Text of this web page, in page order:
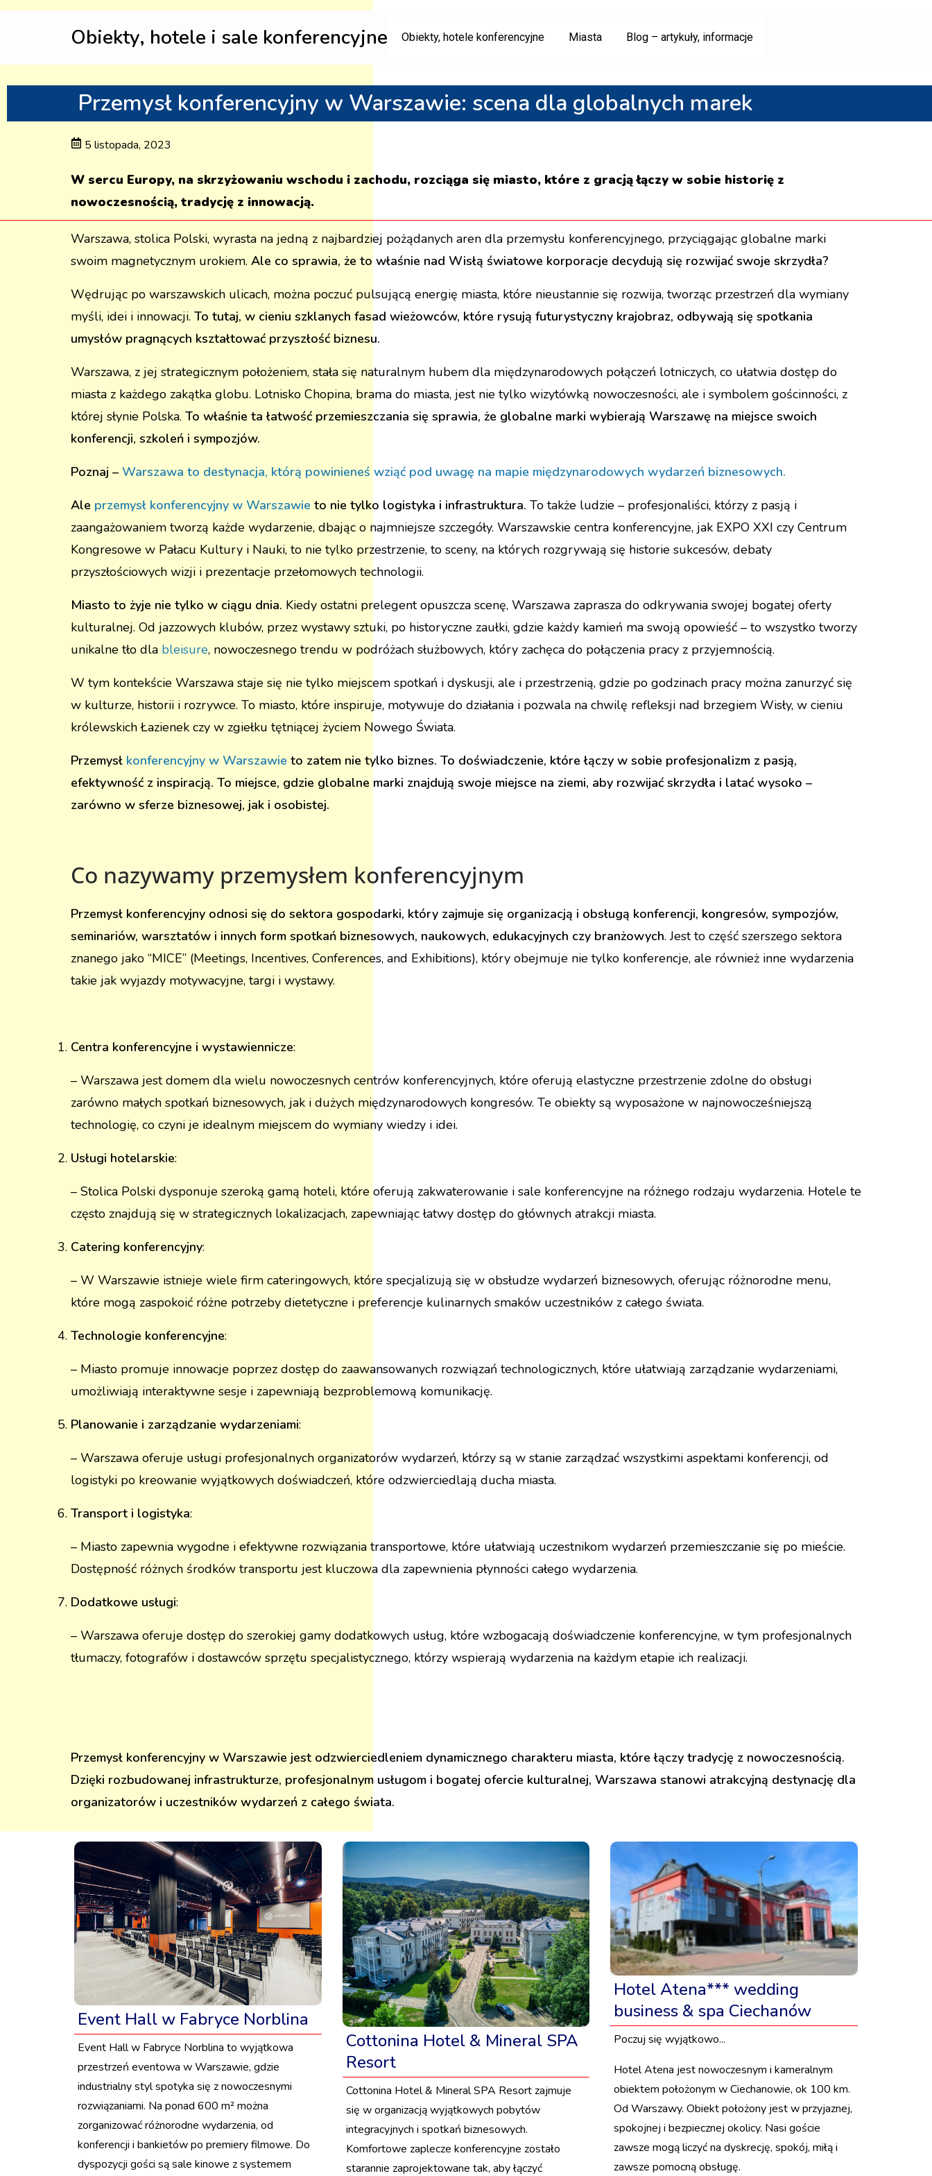
Obiekty, hotele i sale konferencyjne Obiekty, hotele konferencyjne Miasta Blog – artykuły, informacje
Przemysł konferencyjny w Warszawie: scena dla globalnych marek
5 listopada, 2023
W sercu Europy, na skrzyżowaniu wschodu i zachodu, rozciąga się miasto, które z gracją łączy w sobie historię z
nowoczesnością, tradycję z innowacją.
Warszawa, stolica Polski, wyrasta na jedną z najbardziej pożądanych aren dla przemysłu konferencyjnego, przyciągając globalne marki
swoim magnetycznym urokiem. Ale co sprawia, że to właśnie nad Wisłą światowe korporacje decydują się rozwijać swoje skrzydła?
Wędrując po warszawskich ulicach, można poczuć pulsującą energię miasta, które nieustannie się rozwija, tworząc przestrzeń dla wymiany
myśli, idei i innowacji. To tutaj, w cieniu szklanych fasad wieżowców, które rysują futurystyczny krajobraz, odbywają się spotkania
umysłów pragnących kształtować przyszłość biznesu.
Warszawa, z jej strategicznym położeniem, stała się naturalnym hubem dla międzynarodowych połączeń lotniczych, co ułatwia dostęp do
miasta z każdego zakątka globu. Lotnisko Chopina, brama do miasta, jest nie tylko wizytówką nowoczesności, ale i symbolem gościnności, z
której słynie Polska. To właśnie ta łatwość przemieszczania się sprawia, że globalne marki wybierają Warszawę na miejsce swoich
konferencji, szkoleń i sympozjów.
Poznaj – Warszawa to destynacja, którą powinieneś wziąć pod uwagę na mapie międzynarodowych wydarzeń biznesowych.
Ale przemysł konferencyjny w Warszawie to nie tylko logistyka i infrastruktura. To także ludzie – profesjonaliści, którzy z pasją i
zaangażowaniem tworzą każde wydarzenie, dbając o najmniejsze szczegóły. Warszawskie centra konferencyjne, jak EXPO XXI czy Centrum
Kongresowe w Pałacu Kultury i Nauki, to nie tylko przestrzenie, to sceny, na których rozgrywają się historie sukcesów, debaty
przyszłościowych wizji i prezentacje przełomowych technologii.
Miasto to żyje nie tylko w ciągu dnia. Kiedy ostatni prelegent opuszcza scenę, Warszawa zaprasza do odkrywania swojej bogatej oferty
kulturalnej. Od jazzowych klubów, przez wystawy sztuki, po historyczne zaułki, gdzie każdy kamień ma swoją opowieść – to wszystko tworzy
unikalne tło dla bleisure, nowoczesnego trendu w podróżach służbowych, który zachęca do połączenia pracy z przyjemnością.
W tym kontekście Warszawa staje się nie tylko miejscem spotkań i dyskusji, ale i przestrzenią, gdzie po godzinach pracy można zanurzyć się
w kulturze, historii i rozrywce. To miasto, które inspiruje, motywuje do działania i pozwala na chwilę refleksji nad brzegiem Wisły, w cieniu
królewskich Łazienek czy w zgiełku tętniącej życiem Nowego Świata.
Przemysł konferencyjny w Warszawie to zatem nie tylko biznes. To doświadczenie, które łączy w sobie profesjonalizm z pasją,
efektywność z inspiracją. To miejsce, gdzie globalne marki znajdują swoje miejsce na ziemi, aby rozwijać skrzydła i latać wysoko –
zarówno w sferze biznesowej, jak i osobistej.
Co nazywamy przemysłem konferencyjnym
Przemysł konferencyjny odnosi się do sektora gospodarki, który zajmuje się organizacją i obsługą konferencji, kongresów, sympozjów,
seminariów, warsztatów i innych form spotkań biznesowych, naukowych, edukacyjnych czy branżowych. Jest to część szerszego sektora
znanego jako “MICE” (Meetings, Incentives, Conferences, and Exhibitions), który obejmuje nie tylko konferencje, ale również inne wydarzenia
takie jak wyjazdy motywacyjne, targi i wystawy.
Centra konferencyjne i wystawiennicze:
– Warszawa jest domem dla wielu nowoczesnych centrów konferencyjnych, które oferują elastyczne przestrzenie zdolne do obsługi
zarówno małych spotkań biznesowych, jak i dużych międzynarodowych kongresów. Te obiekty są wyposażone w najnowocześniejszą
technologię, co czyni je idealnym miejscem do wymiany wiedzy i idei.
Usługi hotelarskie:
– Stolica Polski dysponuje szeroką gamą hoteli, które oferują zakwaterowanie i sale konferencyjne na różnego rodzaju wydarzenia. Hotele te
często znajdują się w strategicznych lokalizacjach, zapewniając łatwy dostęp do głównych atrakcji miasta.
Catering konferencyjny:
– W Warszawie istnieje wiele firm cateringowych, które specjalizują się w obsłudze wydarzeń biznesowych, oferując różnorodne menu,
które mogą zaspokoić różne potrzeby dietetyczne i preferencje kulinarnych smaków uczestników z całego świata.
Technologie konferencyjne:
– Miasto promuje innowacje poprzez dostęp do zaawansowanych rozwiązań technologicznych, które ułatwiają zarządzanie wydarzeniami,
umożliwiają interaktywne sesje i zapewniają bezproblemową komunikację.
Planowanie i zarządzanie wydarzeniami:
– Warszawa oferuje usługi profesjonalnych organizatorów wydarzeń, którzy są w stanie zarządzać wszystkimi aspektami konferencji, od
logistyki po kreowanie wyjątkowych doświadczeń, które odzwierciedlają ducha miasta.
Transport i logistyka:
– Miasto zapewnia wygodne i efektywne rozwiązania transportowe, które ułatwiają uczestnikom wydarzeń przemieszczanie się po mieście.
Dostępność różnych środków transportu jest kluczowa dla zapewnienia płynności całego wydarzenia.
Dodatkowe usługi:
– Warszawa oferuje dostęp do szerokiej gamy dodatkowych usług, które wzbogacają doświadczenie konferencyjne, w tym profesjonalnych
tłumaczy, fotografów i dostawców sprzętu specjalistycznego, którzy wspierają wydarzenia na każdym etapie ich realizacji.
Przemysł konferencyjny w Warszawie jest odzwierciedleniem dynamicznego charakteru miasta, które łączy tradycję z nowoczesnością.
Dzięki rozbudowanej infrastrukturze, profesjonalnym usługom i bogatej ofercie kulturalnej, Warszawa stanowi atrakcyjną destynację dla
organizatorów i uczestników wydarzeń z całego świata.
Event Hall w Fabryce Norblina
Event Hall w Fabryce Norblina to wyjątkowa
przestrzeń eventowa w Warszawie, gdzie
industrialny styl spotyka się z nowoczesnymi
rozwiązaniami. Na ponad 600 m² można
zorganizować różnorodne wydarzenia, od
konferencji i bankietów po premiery filmowe. Do
dyspozycji gości są sale kinowe z systemem
Cottonina Hotel & Mineral SPA
Resort
Cottonina Hotel & Mineral SPA Resort zajmuje
się w organizacją wyjątkowych pobytów
integracyjnych i spotkań biznesowych.
Komfortowe zaplecze konferencyjne zostało
starannie zaprojektowane tak, aby łączyć
Hotel Atena*** wedding
business & spa Ciechanów
Poczuj się wyjątkowo...
Hotel Atena jest nowoczesnym i kameralnym
obiektem położonym w Ciechanowie, ok 100 km.
Od Warszawy. Obiekt położony jest w przyjaznej,
spokojnej i bezpiecznej okolicy. Nasi goście
zawsze mogą liczyć na dyskrecję, spokój, miłą i
zawsze pomocną obsługę.